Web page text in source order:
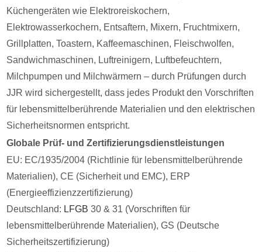
Küchengeräten wie Elektroreiskochern,
Elektrowasserkochern, Entsaftern, Mixern, Fruchtmixern,
Grillplatten, Toastern, Kaffeemaschinen, Fleischwolfen,
Sandwichmaschinen, Luftreinigern, Luftbefeuchtern,
Milchpumpen und Milchwärmern – durch Prüfungen durch
JJR wird sichergestellt, dass jedes Produkt den Vorschriften
für lebensmittelberührende Materialien und den elektrischen
Sicherheitsnormen entspricht.
Globale Prüf- und Zertifizierungsdienstleistungen
EU: EC/1935/2004 (Richtlinie für lebensmittelberührende
Materialien), CE (Sicherheit und EMC), ERP
(Energieeffizienzzertifizierung)
Deutschland: LFGB 30 & 31 (Vorschriften für
lebensmittelberührende Materialien), GS (Deutsche
Sicherheitszertifizierung)